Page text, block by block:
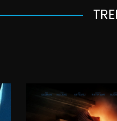
20:00
07.08.2026.
08.08.2026.